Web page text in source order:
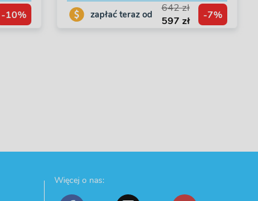
-10% zapłać teraz od
642 zł
597 zł
-7%
Więcej o nas: